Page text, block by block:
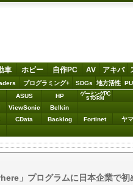
車 ホビー 自作PC AV アキバ
プログラミング+ SDGs 地方活性
ASUS HP ゲーミングPC
STORM
ViewSonic Belkin
CData Backlog Fortinet ヤ
」プログラムに日本企業で初